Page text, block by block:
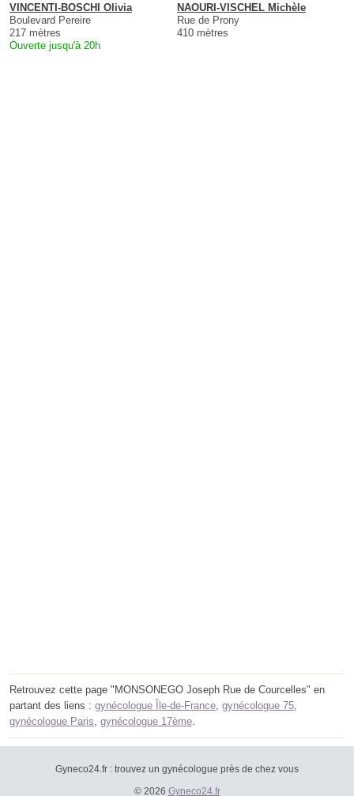
VINCENTI-BOSCHI Olivia
Boulevard Pereire
217 mètres
Ouverte jusqu'à 20h
NAOURI-VISCHEL Michèle
Rue de Prony
410 mètres
Retrouvez cette page "MONSONEGO Joseph Rue de Courcelles" en
partant des liens : gynécologue Île-de-France gynécologue 75
gynécologue Paris gynécologue 17ème
Gyneco24.fr : trouvez un gynécologue près de chez vous
© 2026 Gyneco24.fr